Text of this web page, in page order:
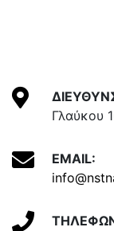
Γλαύκου
EMAIL: